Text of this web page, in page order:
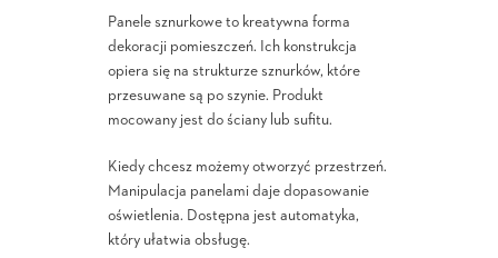
Panele sznurkowe to kreatywna forma
dekoracji pomieszczeń. Ich konstrukcja
opiera się na strukturze sznurków, które
przesuwane są po szynie. Produkt
mocowany jest do ściany lub sufitu.
Kiedy chcesz możemy otworzyć przestrzeń.
Manipulacja panelami daje dopasowanie
oświetlenia. Dostępna jest automatyka,
który ułatwia obsługę.